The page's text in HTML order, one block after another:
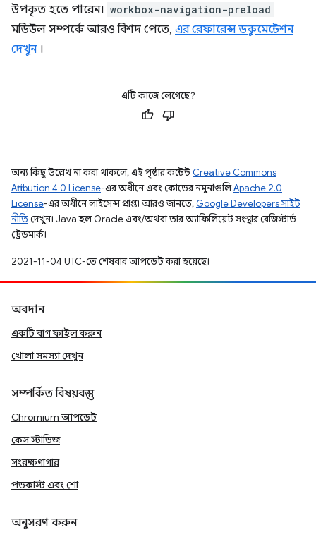
উপকৃত হতে পারেন। workbox-navigation-preload
মডিউল সম্পর্কে আরও বিশদ পেতে, এর রেফারেন্স ডকুমেন্টেশন
দেখুন।
এটি কাজে লেগেছে?
অন্য কিছু উল্লেখ না করা থাকলে, এই পৃষ্ঠার কন্টেন্ট Creative Commons
Attribution 4.0 License-এর অধীনে এবং কোডের নমুনাগুলিApache 2.0
License-এর অধীনে লাইসেন্স প্রাপ্ত। আরও জানতে, Google Developers সাইট
নীতিদেখুন। Java হল Oracle এবং/অথবা তার অ্যাফিলিয়েট সংস্থার রেজিস্টার্ড
ট্রেডমার্ক।
2021-11-04 UTC-তে শেষবার আপডেট করা হয়েছে।
অবদান
একটি বাগ ফাইল করুন
খোলা সমস্যা দেখুন
সম্পর্কিত বিষয়বস্তু
Chromium আপডেট
কেস স্টাডিজ
সংরক্ষণাগার
পডকাস্ট এবং শো
অনুসরণ করুন